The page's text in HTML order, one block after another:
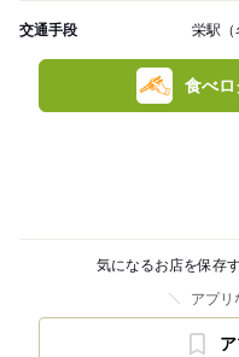
交通手段 栄駅（
食べロ
気になるお店を保存
アプリ